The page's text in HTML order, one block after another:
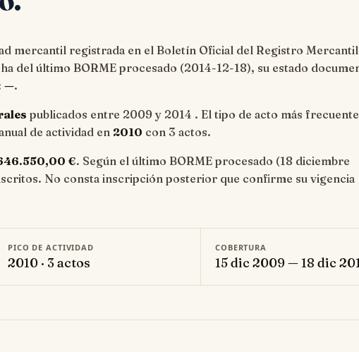
mercantil registrada en el Boletín Oficial del Registro Mercantil
del último BORME procesado (2014-12-18), su estado
—.
publicados entre 2009 y 2014 . El tipo de acto más
de actividad en 2010 con 3 actos.
€. Según el último BORME procesado (18 diciembre
No consta inscripción posterior que confirme su vigencia
PICO DE ACTIVIDAD
2010 · 3 actos
COBERTURA
15 dic 2009 — 18 dic